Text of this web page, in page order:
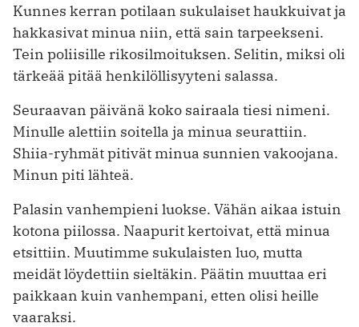
Kunnes kerran potilaan sukulaiset haukkuivat ja
hakkasivat minua niin, ­että sain tarpeekseni.
Tein poliisille rikos­ilmoituksen. Selitin, miksi oli
tärkeää pitää henkilöllisyyteni salassa.
Seuraavan päivänä koko sairaala tiesi nimeni.
Minulle alettiin soitella ja minua seurattiin.
Shiia-ryhmät pitivät minua sunnien vakoojana.
Minun piti lähteä.
Palasin vanhempieni luokse. Vähän aikaa istuin
kotona piilossa. Naapurit kertoivat, että minua
etsittiin. Muutimme sukulaisten luo, mutta
meidät löydettiin sieltäkin. Päätin muuttaa eri
paikkaan kuin vanhempani, etten olisi heille
vaaraksi.